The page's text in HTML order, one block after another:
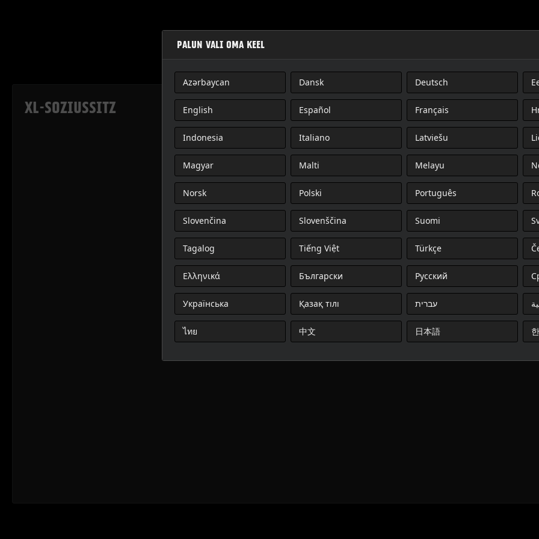
XL-SOZIUSSITZ
PALUN VALI OMA KEEL
Azərbaycan Dansk Deutsch
English Español Français
Indonesia Italiano Latviešu
Magyar Malti Melayu
Norsk Polski Português
Slovenčina Slovenščina Suomi
Tagalog Tiếng Việt Türkçe
Ελληνικά Български Русский
Українська Қазақ тілі עברית
ไทย 中文 日本語